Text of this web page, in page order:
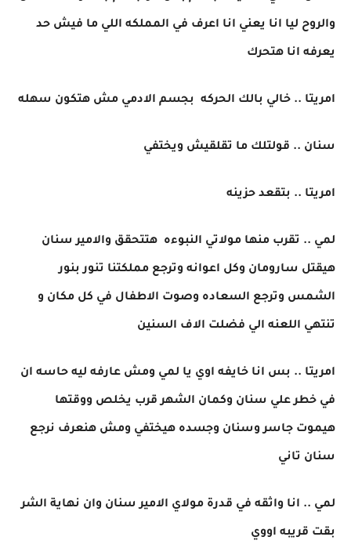
والروح ليا انا يعني انا اعرف في المملكه اللي ما فيش حد
يعرفه انا هتحرك
امريتا .. خالي بالك الحركه بجسم الادمي مش هتكون سهله
سنان .. قولتلك ما تقلقيش ويختفي
امريتا .. بتقعد حزينه
لمي .. تقرب منها مولاتي النبوءه هتتحقق والامير سنان
هيقتل سارومان وكل اعوانه وترجع مملكتنا تنور بنور
الشمس وترجع السعاده وصوت الاطفال في كل مكان و
تنتهي اللعنه الي فضلت الاف السنين
امريتا .. بس انا خايفه اوي يا لمي ومش عارفه ليه حاسه ان
في خطر علي سنان وكمان الشهر قرب يخلص ووقتها
هيموت جاسر وسنان وجسده هيختفي ومش هنعرف نرجع
سنان تاني
لمي .. انا واثقه في قدرة مولاي الامير سنان وان نهاية الشر
بقت قريبه اووي